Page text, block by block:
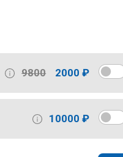
9800 2000 ₽
10000 ₽